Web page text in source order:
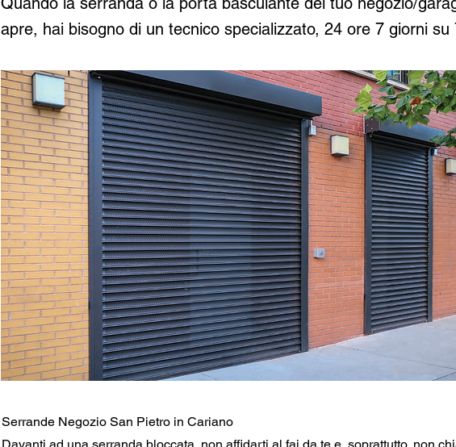
apre, hai bisogno di un tecnico specializzato, 24 ore 7 giorni su
Serrande Negozio San Pietro in Cariano